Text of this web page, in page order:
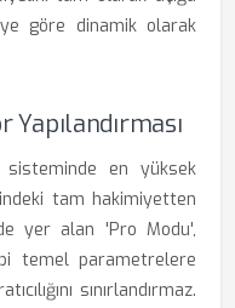
göre dinamik olarak
sisteminde en yüksek
tam hakimiyetten
yer alan 'Pro Modu',
temel parametrelere
sınırlandırmaz.